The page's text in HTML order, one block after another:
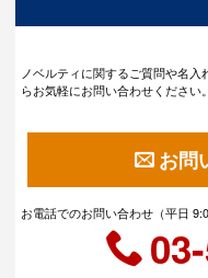
ノベルティに関するご質問や名
らお気軽にお問い合わせください。
お問
お電話でのお問い合わせ（平日